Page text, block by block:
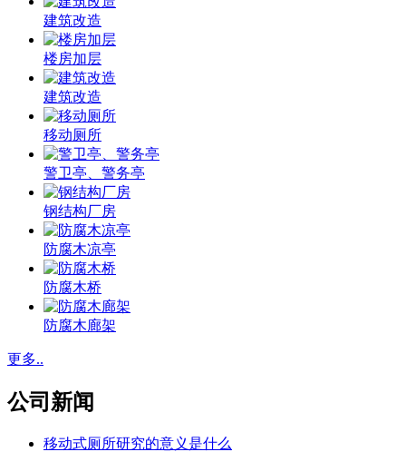
建筑改造
楼房加层
建筑改造
移动厕所
警卫亭、警务亭
钢结构厂房
防腐木凉亭
防腐木桥
防腐木廊架
更多..
公司新闻
移动式厕所研究的意义是什么